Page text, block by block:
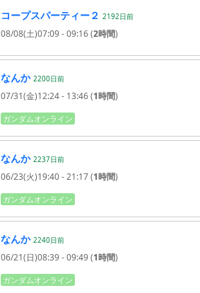
コープスパーティー２ 2192日前
08/08(土)07:09- 09:16(2時間)
なんか 2200日前
07/31(金)12:24- 13:46(1時間)
ガンダムオンライン
なんか 2237日前
06/23(火)19:40- 21:17(1時間)
ガンダムオンライン
なんか 2240日前
06/21(日)08:39- 09:49(1時間)
ガンダムオンライン